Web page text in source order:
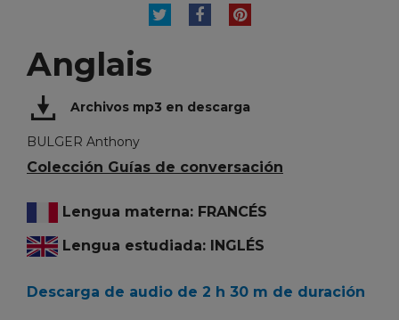
TUITEARCOMPARTIR
PINTEREST
Anglais
Archivos mp3 en descarga
BULGER Anthony
Colección Guías de conversación
Lengua materna: FRANCÉS
Lengua estudiada: INGLÉS
Descarga de audio de 2 h 30 m de duración